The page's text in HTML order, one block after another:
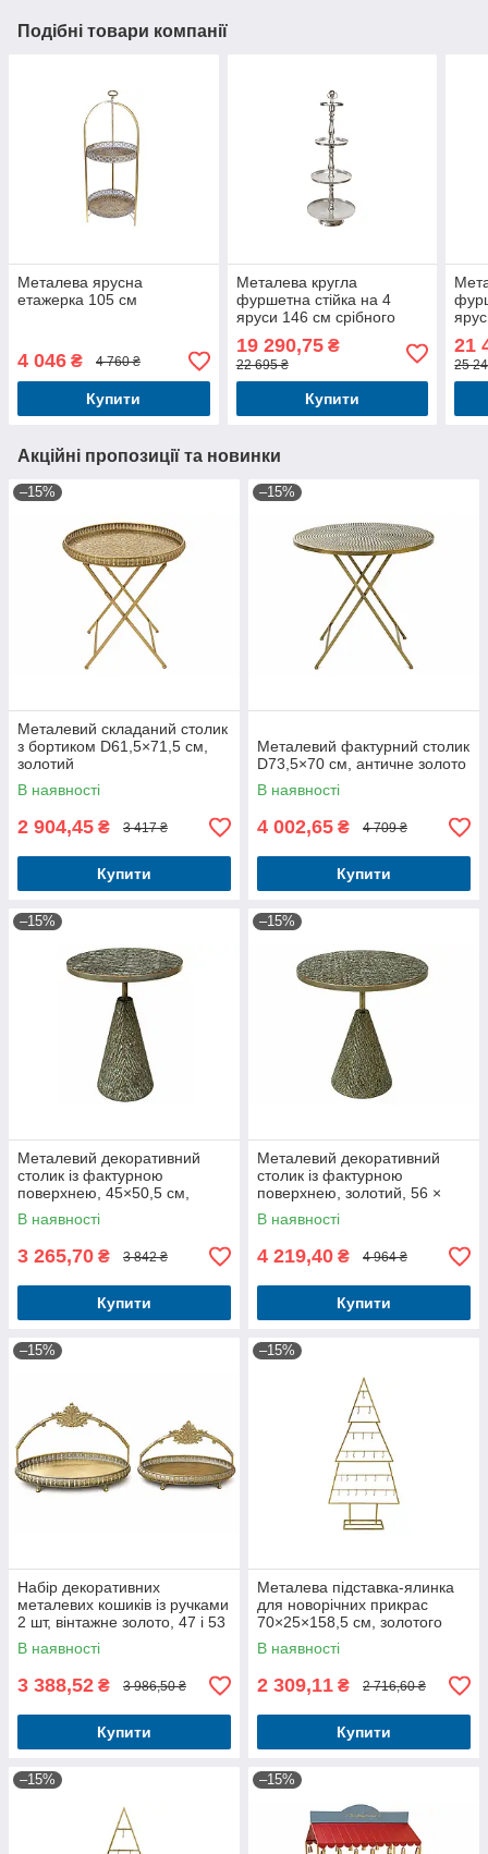
Подібні товари компанії
Металева ярусна
етажерка 105 см
4 046 ₴ 4 760 ₴
Купити
Металева кругла
фуршетна стійка на 4
яруси 146 см срібного
кольору
19 290,75₴
22 695 ₴
Купити
21
25
Акційні пропозиції та новинки
–15%
Металевий складаний столик
з бортиком D61,5×71,5 см,
золотий
В наявності
2 904,45 ₴ 3 417 ₴
Купити
–15%
Металевий фактурний столик
D73,5×70 см, античне золото
В наявності
4 002,65 ₴ 4 709 ₴
Купити
–15%
Металевий декоративний
столик із фактурною
поверхнею, 45×50,5 см,
золотий
В наявності
3 265,70 ₴ 3 842 ₴
Купити
–15%
Металевий декоративний
столик із фактурною
поверхнею, золотий, 56 ×
60,5 см
В наявності
4 219,40 ₴ 4 964 ₴
Купити
–15%
Набір декоративних
металевих кошиків із ручками
2 шт, вінтажне золото, 47 і 53
см
В наявності
3 388,52 ₴ 3 986,50 ₴
Купити
–15%
Металева підставка-ялинка
для новорічних прикрас
70×25×158,5 см, золотого
кольору
В наявності
2 309,11 ₴ 2 716,60 ₴
Купити
–15% –15%